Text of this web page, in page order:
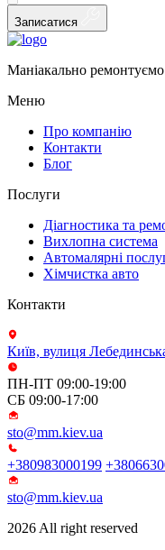
Записатися
Маніакально
Меню
Про компанію
Контакти
Блог
Послуги
Діагностика та
Вихлопна система
Автомалярні
Хімчистка авто
Контакти
Київ, вулиця
ПН-ПТ 09:00-19:00
СБ 09:00-17:00
sto@mm.kiev.ua
+380983000199
sto@mm.kiev.ua
2026 All right reserved